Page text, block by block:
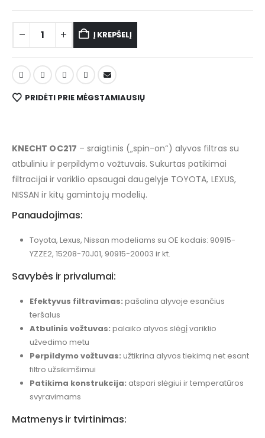
Į KREPŠELĮ
PRIDĖTI PRIE MĖGSTAMIAUSIŲ
KNECHT OC217 – sraigtinis („spin-on“) alyvos filtras su
atbuliniu ir perpildymo vožtuvais. Sukurtas patikimai
filtracijai ir variklio apsaugai daugelyje TOYOTA, LEXUS,
NISSAN ir kitų gamintojų modelių.
Panaudojimas:
Toyota, Lexus, Nissan modeliams su OE kodais: 90915-
YZZE2, 15208-70J01, 90915-20003 ir kt.
Savybės ir privalumai:
Efektyvus filtravimas: pašalina alyvoje esančius
teršalus
Atbulinis vožtuvas: palaiko alyvos slėgį variklio
užvedimo metu
Perpildymo vožtuvas: užtikrina alyvos tiekimą net esant
filtro užsikimšimui
Patikima konstrukcija: atspari slėgiui ir temperatūros
svyravimams
Matmenys ir tvirtinimas: